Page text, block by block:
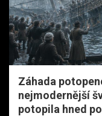
Záhada
nejmodernější
potopila hned